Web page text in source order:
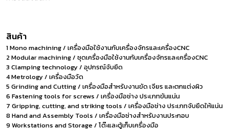
สินค้า
1 Mono machining / เครื่องมือใช้งานกับเครื่องจักรและเครื่องCNC
2 Modular machining / ชุดเครื่องมือใช้งานกับเครื่องจักรและเครื่องCNC
3 Clamping technology / อุปกรณ์จับยึด
4 Metrology / เครื่องมือวัด
5 Grinding and Cutting / เครื่องมือสำหรับงานขัด เจียร และตกแต่งผิว
6 Fastening tools for screws / เครื่องมือช่าง ประเภทขันแน่น
7 Gripping, cutting, and striking tools / เครื่องมือช่าง ประเภทจับยึดให้แน่น
8 Hand and Assembly Tools / เครื่องมือช่างสำหรับงานประกอบ
9 Workstations and Storage / โต๊ะและตู้เก็บเครื่องมือ